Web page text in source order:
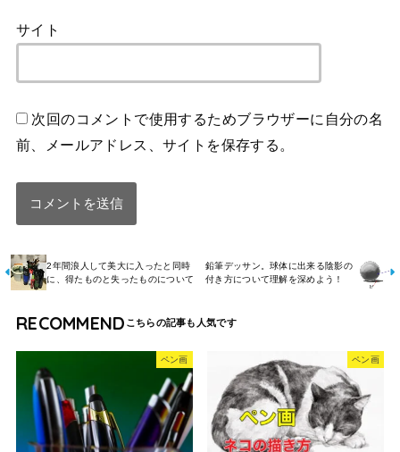
サイト
次回のコメントで使用するためブラウザーに自分の名
前、メールアドレス、サイトを保存する。
2年間浪人して美大に入ったと同時
に、得たものと失ったものについて
鉛筆デッサン。球体に出来る陰影の
付き方について理解を深めよう！
RECOMMEND
ペン画 ペン画